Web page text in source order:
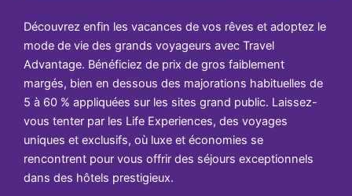
Découvrez enfin les vacances de vos rêves et adoptez le
mode de vie des grands voyageurs avec Travel
Advantage. Bénéficiez de prix de gros faiblement
margés, bien en dessous des majorations habituelles de
5 à 60 % appliquées sur les sites grand public. Laissez-
vous tenter par les Life Experiences, des voyages
uniques et exclusifs, où luxe et économies se
rencontrent pour vous offrir des séjours exceptionnels
dans des hôtels prestigieux.